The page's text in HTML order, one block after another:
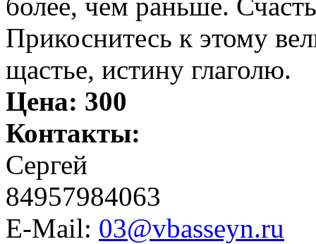
Прикоснитесь к этому
щастье, истину глаголю.
Цена: 300
Контакты:
Сергей
84957984063
E-Mail: 03@vbasseyn.ru